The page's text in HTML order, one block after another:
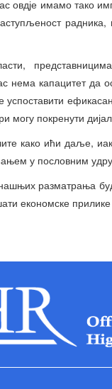
овдје имамо тако
нема капацитет да
успоставити
могу покренути
како ићи даље,
у пословним
разматрања
економске